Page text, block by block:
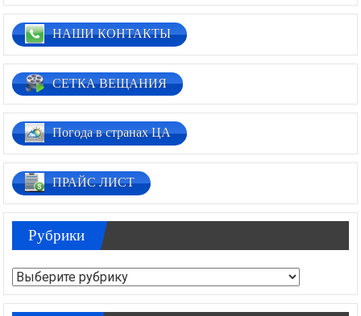
НАШИ КОНТАКТЫ
СЕТКА ВЕЩАНИЯ
Погода в странах ЦА
ПРАЙС ЛИСТ
Рубрики
Рубрики